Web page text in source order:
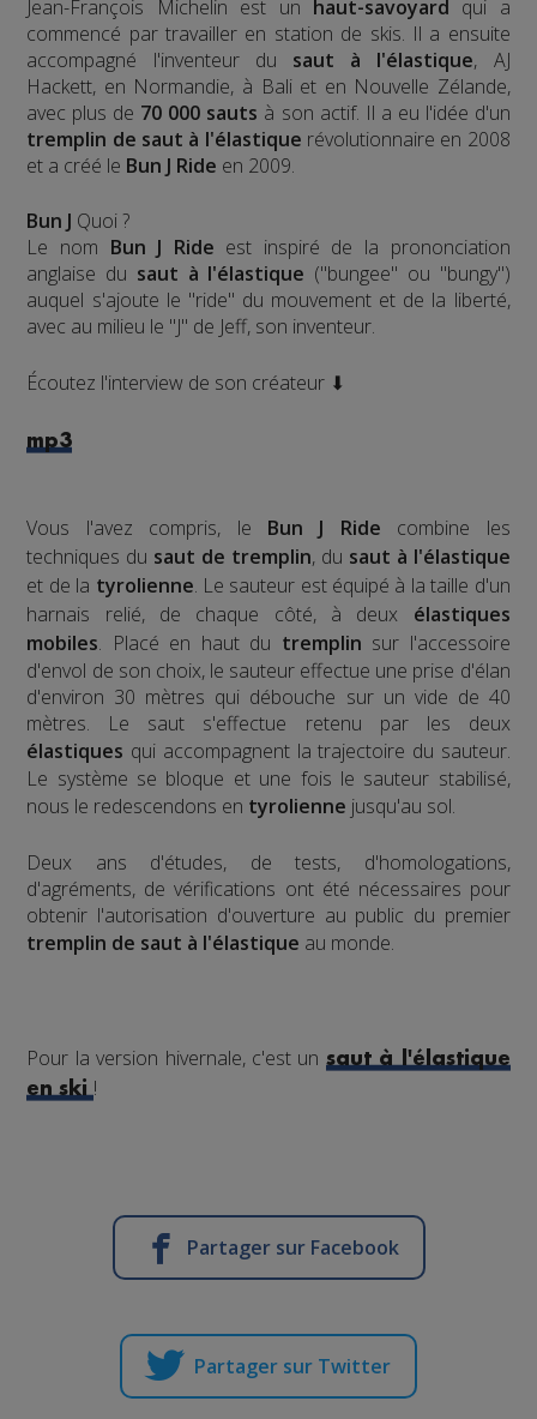
Jean-François Michelin est un haut-savoyard qui a
commencé par travailler en station de skis. Il a ensuite
accompagné l'inventeur du saut à l'élastique, AJ
Hackett, en Normandie, à Bali et en Nouvelle Zélande,
avec plus de 70 000 sauts à son actif. Il a eu l'idée d'un
tremplin de saut à l'élastique révolutionnaire en 2008
et a créé le Bun J Ride en 2009.
Bun J Quoi ?
Le nom Bun J Ride est inspiré de la prononciation
anglaise du saut à l'élastique ("bungee" ou "bungy")
auquel s'ajoute le "ride" du mouvement et de la liberté,
avec au milieu le "J" de Jeff, son inventeur.
Écoutez l'interview de son créateur ⬇
mp3
Vous l'avez compris, le Bun J Ride combine les
techniques du saut de tremplin, du saut à l'élastique
et de la tyrolienne. Le sauteur est équipé à la taille d'un
harnais relié, de chaque côté, à deux élastiques
mobiles. Placé en haut du tremplin sur l'accessoire
d'envol de son choix, le sauteur effectue une prise d'élan
d'environ 30 mètres qui débouche sur un vide de 40
mètres. Le saut s'effectue retenu par les deux
élastiques qui accompagnent la trajectoire du sauteur.
Le système se bloque et une fois le sauteur stabilisé,
nous le redescendons en tyrolienne jusqu'au sol.
​Deux ans d'études, de tests, d'homologations,
d'agréments, de vérifications ont été nécessaires pour
obtenir l'autorisation d'ouverture au public du premier
tremplin de saut à l'élastique au monde.
Pour la version hivernale, c'est un saut à l'élastique
en ski !
Partager sur Facebook
Partager sur Twitter